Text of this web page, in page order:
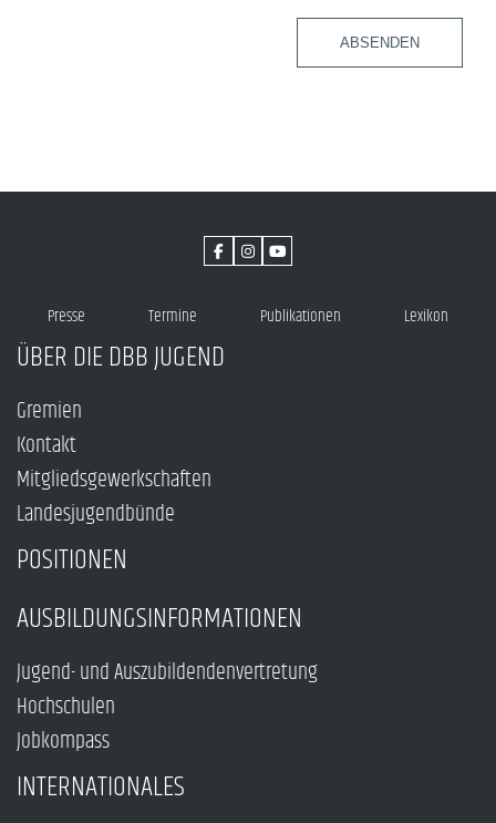
ABSENDEN
Presse Termine Publikationen Lexikon
ÜBER DIE DBB JUGEND
Gremien
Kontakt
Mitgliedsgewerkschaften
Landesjugendbünde
POSITIONEN
AUSBILDUNGSINFORMATIONEN
Jugend- und Auszubildendenvertretung
Hochschulen
Jobkompass
INTERNATIONALES